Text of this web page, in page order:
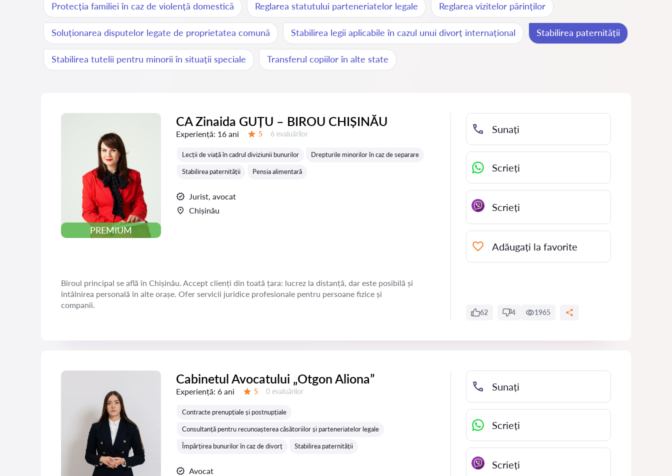
Protecția familiei în caz de violență domestică Reglarea statutului parteneriatelor legale Reglarea vizitelor părinților
Soluționarea disputelor legate de proprietatea comună Stabilirea legii aplicabile în cazul unui divorț internațional Stabilirea paternității
Stabilirea tutelii pentru minorii în situații speciale Transferul copiilor în alte state
PREMIUM
CA Zinaida GUȚU – BIROU CHIȘINĂU
Experiență: 16 ani 5 Evaluărilor:
6 evaluărilor
Lecții de viață în cadrul diviziunii bunurilor Drepturile minorilor în caz de separare
Stabilirea paternității Pensia alimentară
Jurist, avocat
Chișinău
Biroul principal se află în Chișinău. Accept clienți din toată țara: lucrez la distanță, dar este posibilă și
întâlnirea personală în alte orașe. Ofer servicii juridice profesionale pentru persoane fizice și
companii.
Sunați
Scrieți
Scrieți
Adăugați la favorite
62 4 1965
Cabinetul Avocatului „Otgon Aliona”
Experiență: 6 ani 5 Evaluărilor:
0 evaluărilor
Contracte prenupțiale și postnupțiale
Consultanță pentru recunoașterea căsătoriilor și parteneriatelor legale
Împărțirea bunurilor în caz de divorț Stabilirea paternității
Avocat
Sunați
Scrieți
Scrieți